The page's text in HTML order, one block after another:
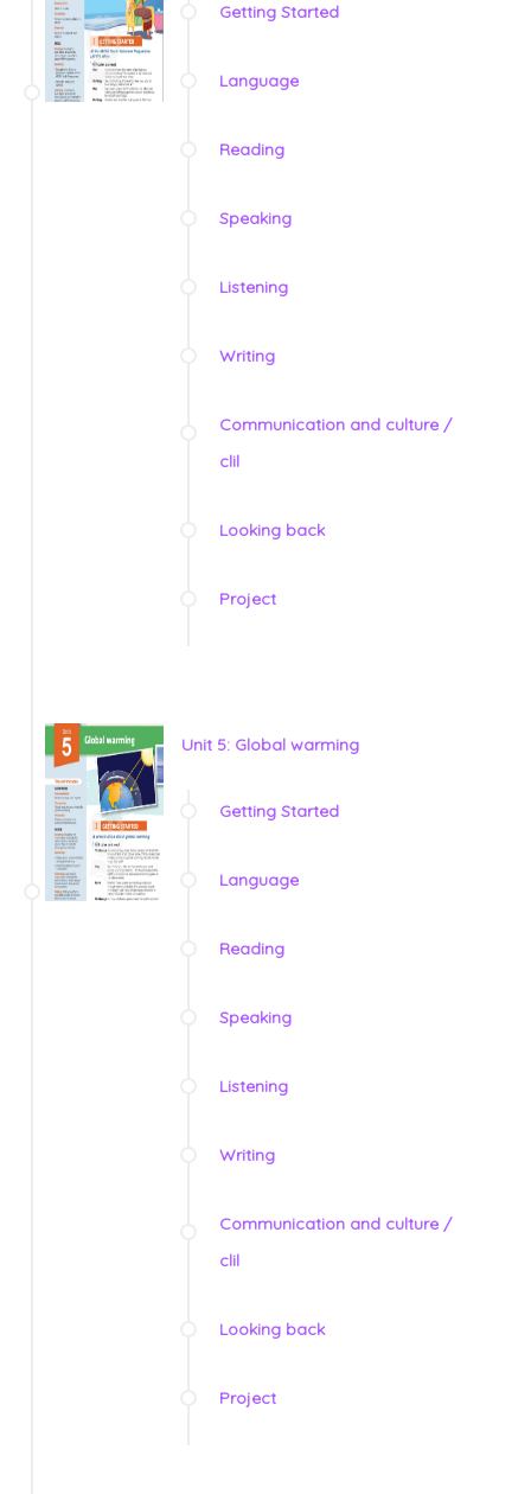
Getting Started
Language
Reading
Speaking
Listening
Writing
Communication and culture /
clil
Looking back
Project
Unit 5: Global warming
Getting Started
Language
Reading
Speaking
Listening
Writing
Communication and culture /
clil
Looking back
Project